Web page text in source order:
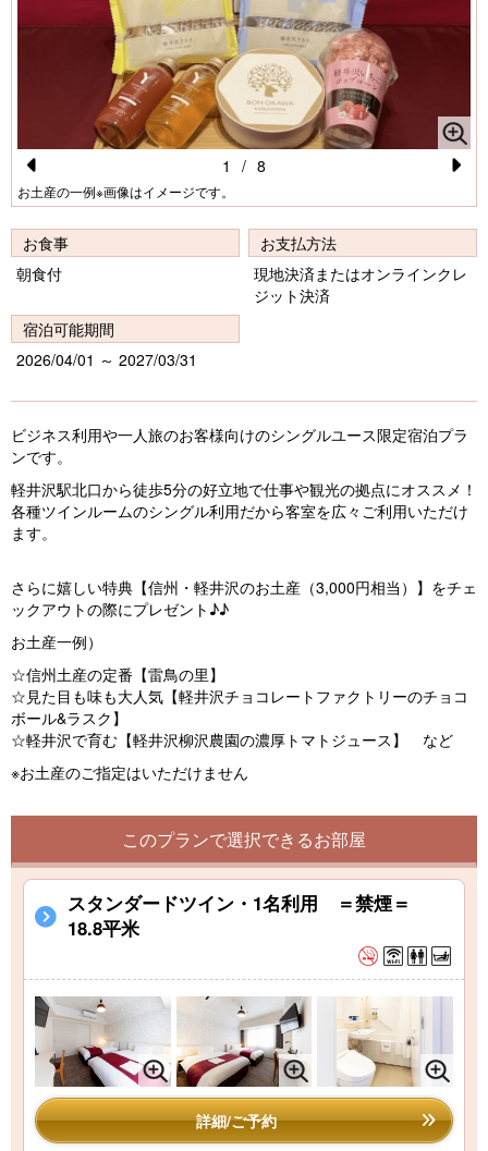
Pr
e
vi
o
u
s
お土産の一例※画像はイメージです。
e
xt
1 / 8
お食事
朝食付
お支払方法
現地決済またはオンラインクレ
ジット決済
宿泊可能期間
2026/04/01 ～ 2027/03/31
ビジネス利用や一人旅のお客様向けのシングルユース限定宿泊プラ
ンです。
軽井沢駅北口から徒歩5分の好立地で仕事や観光の拠点にオススメ！
各種ツインルームのシングル利用だから客室を広々ご利用いただけ
ます。
さらに嬉しい特典【信州・軽井沢のお土産（3,000円相当）】をチェ
ックアウトの際にプレゼント♪♪
お土産一例）
☆信州土産の定番【雷鳥の里】
☆見た目も味も大人気【軽井沢チョコレートファクトリーのチョコ
ボール&ラスク】
☆軽井沢で育む【軽井沢柳沢農園の濃厚トマトジュース】 など
※お土産のご指定はいただけません
このプランで選択できるお部屋
スタンダードツイン・1名利用 ＝禁煙＝
18.8平米
詳細/ご予約